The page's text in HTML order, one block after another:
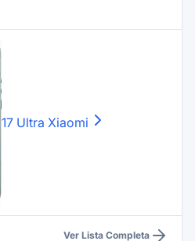
17 Ultra Xiaomi
Ver Lista Completa